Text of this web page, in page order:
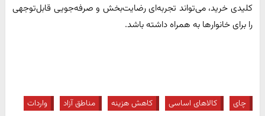
کلیدی خرید، می‌تواند تجربه‌ای رضایت‌بخش و صرفه‌جویی قابل‌توجهی
را برای خانوارها به همراه داشته باشد.
چای کالاهای اساسی کاهش هزینه مناطق آزاد واردات